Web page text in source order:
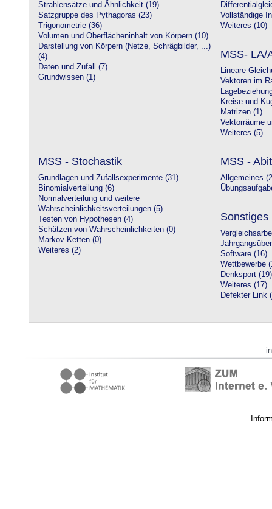
Strahlensätze und Ähnlichkeit (19)
Satzgruppe des Pythagoras (23)
Trigonometrie (36)
Volumen und Oberflächeninhalt von Körpern (10)
Darstellung von Körpern (Netze, Schrägbilder, ...)
(4)
Daten und Zufall (7)
Grundwissen (1)
Vollständige
Weiteres (10)
MSS- LA/
Lineare
Vektoren im
Kreise und
Matrizen (1)
Vektorräume
Weiteres (5)
MSS - Stochastik
Grundlagen und Zufallsexperimente (31)
Binomialverteilung (6)
Normalverteilung und weitere
Wahrscheinlichkeitsverteilungen (5)
Testen von Hypothesen (4)
Schätzen von Wahrscheinlichkeiten (0)
Markov-Ketten (0)
Weiteres (2)
MSS -
Allgemeines
Sonstiges
Software (16)
Wettbewerbe
Denksport (19)
Weiteres (17)
Defekter Link